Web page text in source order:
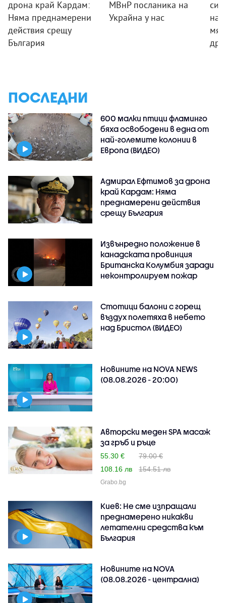
дрона край Кардам:
Няма преднамерени
действия срещу
България
МВнР посланика на
Украйна у нас
на
ПОСЛЕДНИ
600 малки птици фламинго
бяха освободени в една от
най-големите колонии в
Европа (ВИДЕО)
Адмирал Ефтимов за дрона
край Кардам: Няма
преднамерени действия
срещу България
Извънредно положение в
канадската провинция
Британска Колумбия заради
неконтролируем пожар
Стотици балони с горещ
въздух полетяха в небето
над Бристол (ВИДЕО)
Новините на NOVA NEWS
(08.08.2026 - 20:00)
Авторски меден SPA масаж
за гръб и ръце
55.30 €
79.00 €
108.16 лв
154.51 лв
Grabo.bg
Киев: Не сме изпращали
преднамерено никакви
летателни средства към
България
Новините на NOVA
(08.08.2026 - централна)